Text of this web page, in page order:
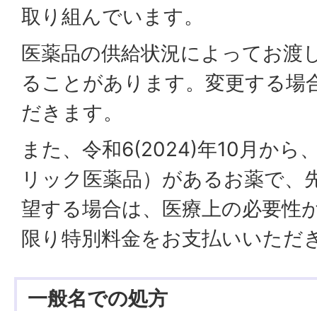
取り組んでいます。
医薬品の供給状況によってお渡
ることがあります。変更する場
だきます。
また、令和6(2024)年10月から
リック医薬品）があるお薬で、
望する場合は、医療上の必要性
限り特別料金をお支払いいただ
一般名での処方